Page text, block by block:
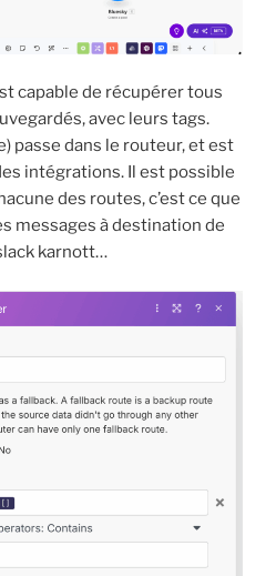
capable de récupérer tous
avec leurs tags.
passe dans le routeur, et est
intégrations. Il est possible
des routes, c’est ce que
messages à destination de
karnott…